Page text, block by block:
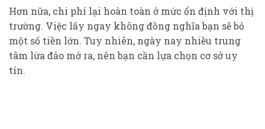
Hơn nữa, chi phí lại hoàn toàn ở mức ổn định với thị
trường. Việc lấy ngay không đồng nghĩa bạn sẽ bỏ
một số tiền lớn. Tuy nhiên, ngày nay nhiều trung
tâm lừa đảo mở ra, nên bạn cần lựa chọn cơ sở uy
tín.